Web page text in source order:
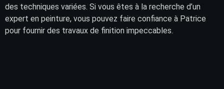
des techniques variées. Si vous êtes à la recherche d’un
expert en peinture, vous pouvez faire confiance à Patrice
pour fournir des travaux de finition impeccables.